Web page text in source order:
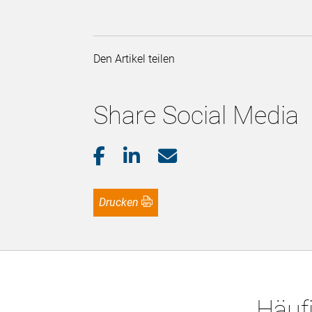
Den Artikel teilen
Share Social Media
Drucken